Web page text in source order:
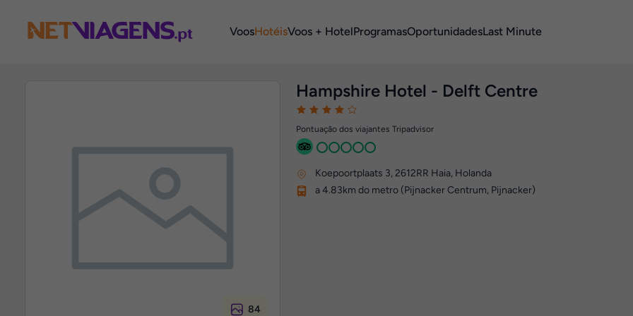
VoosHotéisVoos + HotelProgramasOportunidadesLast Minute
84
Hampshire Hotel - Delft Centre
Pontuação dos viajantes Tripadvisor
Koepoortplaats 3, 2612RR Haia, Holanda
a 4.83km do metro (Pijnacker Centrum, Pijnacker)